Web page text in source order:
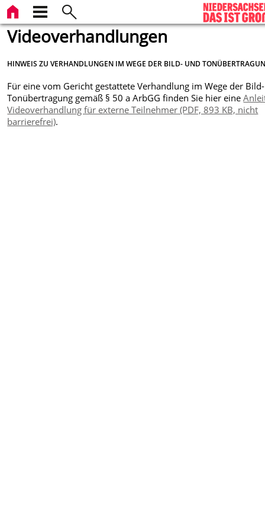
Videoverhandlungen
HINWEIS ZU VERHANDLUNGEN IM WEGE DER BILD- UND
Für eine vom Gericht gestattete Verhandlung im Wege der
Tonübertragung gemäß § 50 a ArbGG finden Sie hier eine
Videoverhandlung für externe Teilnehmer (PDF, 893 KB, nicht
barrierefrei).